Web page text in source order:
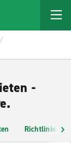
-
Richtlinien